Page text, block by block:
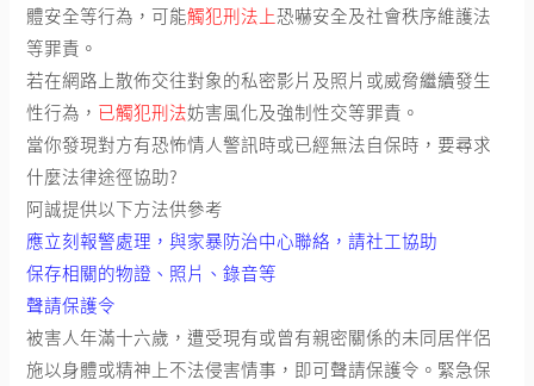
體安全等行為，可能觸犯刑法上恐嚇安全及社會秩序維護法
等罪責。
若在網路上散佈交往對象的私密影片及照片或威脅繼續發生
性行為， 已觸犯刑法妨害風化及強制性交等罪責。
當你發現對方有恐怖情人警訊時或已經無法自保時，要尋求
什麼法律途徑協助?
阿誠提供以下方法供參考
應立刻報警處理，與家暴防治中心聯絡，請社工協助
保存相關的物證、照片、錄音等
聲請保護令
被害人年滿十六歲，遭受現有或曾有親密關係的未同居伴侶
施以身體或精神上不法侵害情事，即可聲請保護令。緊急保